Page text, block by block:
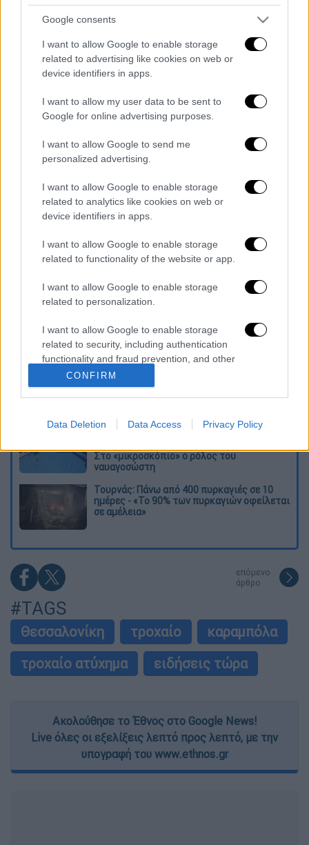
Google consents
I want to allow Google to enable storage
related to advertising like cookies on web or
device identifiers in apps.
I want to allow my user data to be sent to
Google for online advertising purposes.
I want to allow Google to send me
personalized advertising.
I want to allow Google to enable storage
related to analytics like cookies on web or
device identifiers in apps.
I want to allow Google to enable storage
related to functionality of the website or app.
I want to allow Google to enable storage
related to personalization.
I want to allow Google to enable storage
related to security, including authentication
functionality and fraud prevention, and other
user protection.
CONFIRM
Data Deletion Data Access Privacy Policy
Ευτυχώς, δεν έχουν αναφερθεί
τραυματισμοί.
διαγράφονται
καταχώρηση
Διαβάστε ακόμη
O στρατηγός ήταν σχιζοφρενής, εμμονικός,
πλησίαζε τα 75 όταν τον αντάμωσε η δόξα –
Εκείνος που άλλαξε την πορεία της
Ιστορίας!
Ελισάβετ Κωνσταντινίδου στο ethnos.gr:
«Κάθε πόλεμος είναι ένας εμφύλιος, όλοι
είμαστε αδέλφια»
Στον εισαγγελέα ο ιδιοκτήτης του beach
Στο «μικροσκόπιο» ο ρόλος του
ναυαγοσώστη
Τουρνάς: Πάνω από 400 πυρκαγιές σε 10
ημέρες - «Το 90% των πυρκαγιών οφείλεται
σε αμέλεια»
επόμενο
άρθρο
#TAGS
Θεσσαλονίκη τροχαίο
καραμπόλα
τροχαίο ατύχημα
ειδήσεις τώρα
Ακολούθησε το Έθνος στο Google News!
Live όλες οι εξελίξεις λεπτό προς λεπτό, με την
υπογραφή του www.ethnos.gr